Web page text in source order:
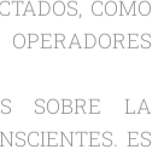
COMO
SOBRE LA
ES